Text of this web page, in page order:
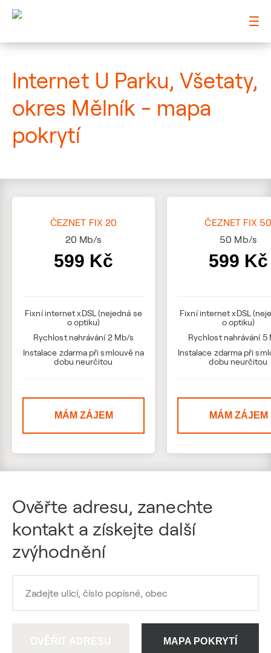
Internet U Parku, Všetaty,
okres Mělník - mapa
pokrytí
ČEZNET FIX 20
20 Mb/s
599 Kč
Fixní internet xDSL (nejedná se
o optiku)
Rychlost nahrávání 2 Mb/s
Instalace zdarma při smlouvě na
dobu neurčitou
MÁM ZÁJEM
ČEZNET FIX
50 Mb/s
599 Kč
Fixní internet xDSL
o optiku)
Rychlost nahrávání 5
Instalace zdarma při
dobu neurčitou
MÁM ZÁJEM
Ověřte adresu, zanechte
kontakt a získejte další
zvýhodnění
MAPA POKRYTÍ
: Mapa pokrytí ulice